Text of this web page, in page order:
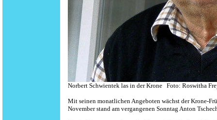
Norbert Schwientek las in der Krone Foto: Roswitha
Mit seinen monatlichen Angeboten wächst der Krone-
November stand am vergangenen Sonntag Anton